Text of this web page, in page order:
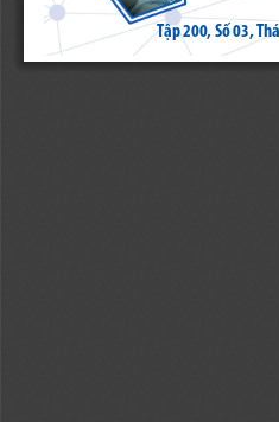
Tập 200, Số 03,